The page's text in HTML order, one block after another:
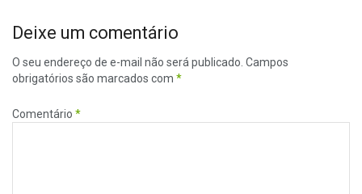
Deixe um comentário
O seu endereço de e-mail não será publicado. Campos
obrigatórios são marcados com *
Comentário *